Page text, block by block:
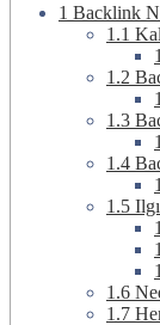
1 Backlink
1.1
1.2
1.3
1.4
1.5
1.6
1.7